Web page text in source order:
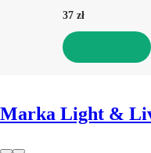
37 zł
Marka Light &